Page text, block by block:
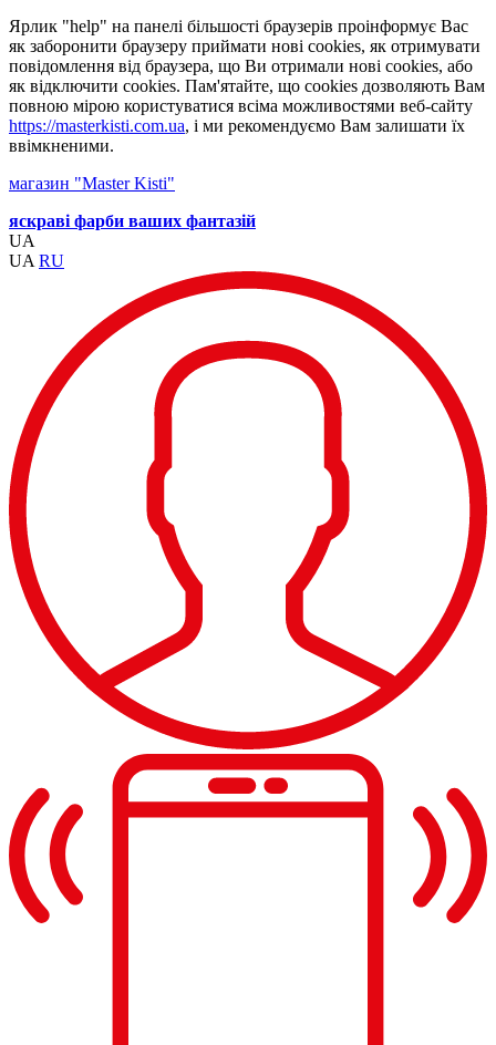
Ярлик "help" на панелі більшості браузерів проінформує Вас
як заборонити браузеру приймати нові cookies, як отримувати
повідомлення від браузера, що Ви отримали нові cookies, або
як відключити cookies. Пам'ятайте, що cookies дозволяють Вам
повною мірою користуватися всіма можливостями веб-сайту
https://masterkisti.com.ua, і ми рекомендуємо Вам залишати їх
ввімкненими.
магазин "Master Kisti"
яскраві фарби ваших фантазій
UA
UA RU